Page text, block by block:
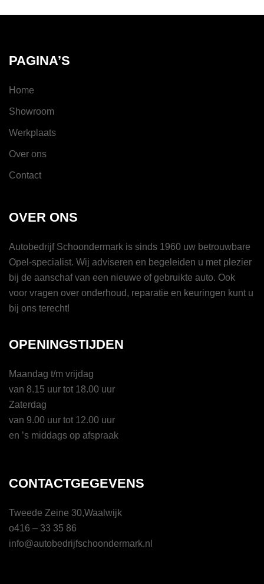
PAGINA’S
Home
Showroom
Werkplaats
Over ons
Contact
OVER ONS
Autobedrijf Schoondermark is sinds 1960 uw betrouwbare
Opel-specialist. Wij adviseren en begeleiden u met plezier
bij de aanschaf van een nieuwe of gebruikte auto. Ook
voor vragen over onderhoud, reparatie en keuringen kunt u
bij ons terecht!
OPENINGSTIJDEN
Maandag t/m vrijdag
van 8.15 uur tot 18.00 uur
Zaterdag
van 9.00 uur tot 12.00 uur
en ’s middags op afspraak
CONTACTGEGEVENS
Tweede Zeine 30,Waalwijk
o416 – 33 35 86
info@autobedrijfschoondermark.nl